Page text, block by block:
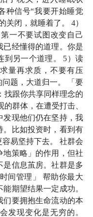
，治愈原生家庭创伤
除自律
时间管理？我不认同
好运属于那些遇到坏
样记录你花费的时间
都是为了让我们活得
种信号“我要开始睡觉
关闭，就睡着了。 4）
第一不要试图改变自己
已经懂得的道理。你是
到另一个道理。 5）读
量再求质，不要有压
题，大道归一。 「要
找跟你共享同样理念的
群体，在遭受打击、
发现他们仍在坚持，我
。比如投资时，看到有
易坚持下去。 社群会
地策略」的作用，但社
是信息茧房。社群是多
间管理」 帮助你最大
期望结果一定成功。
们要拥抱生命流动的本
发现变化是无穷的。